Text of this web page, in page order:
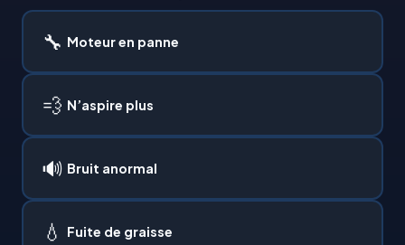
🔧 Moteur en panne
💨 N’aspire plus
🔊 Bruit anormal
💧 Fuite de graisse